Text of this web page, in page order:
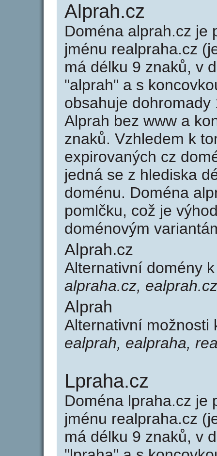
Alprah.cz
Doména alprah.cz je
jménu realpraha.cz
má délku 9 znaků, v
"alprah" a s
obsahuje
Alprah bez www a
znaků. Vzhledem k
expirovaných cz
jedná se z hlediska
doménu. Doména
pomlčku, což je
doménovým
Alprah.cz
Alternativní domény
alpraha.cz,
Alprah
Alternativní
ealprah, ealpraha,
Lpraha.cz
Doména lpraha.cz je
jménu realpraha.cz
má délku 9 znaků, v